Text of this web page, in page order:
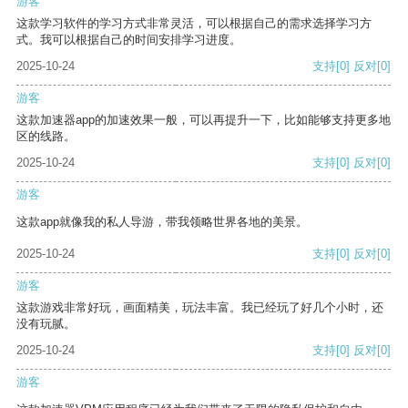
这款学习软件的学习方式非常灵活，可以根据自己的需求选择学习方
式。我可以根据自己的时间安排学习进度。
2025-10-24
支持[0] 反对[0]
游客
这款加速器app的加速效果一般，可以再提升一下，比如能够支持更多地
区的线路。
2025-10-24
支持[0] 反对[0]
游客
这款app就像我的私人导游，带我领略世界各地的美景。
2025-10-24 支持[0] 反对[0]
游客
这款游戏非常好玩，画面精美，玩法丰富。我已经玩了好几个小时，还
没有玩腻。
2025-10-24
支持[0] 反对[0]
游客